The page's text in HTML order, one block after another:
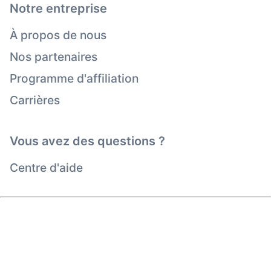
Notre entreprise
À propos de nous
Nos partenaires
Programme d'affiliation
Carrières
Vous avez des questions ?
Centre d'aide